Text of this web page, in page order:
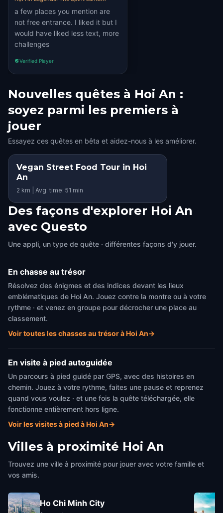
a few places you mention are
not free entrance. I liked it but I
would have liked less text, more
challenges
Verified Player
Nouvelles quêtes à Hoi An :
soyez parmi les premiers à
jouer
Essayez ces quêtes en bêta et aidez-nous à les améliorer.
Vegan Street Food Tour in Hoi
An
2 km | Avg. time: 51 min
Des façons d'explorer Hoi An
avec Questo
Une appli, un type de quête · différentes façons d'y jouer.
En chasse au trésor
Résolvez des énigmes et des indices devant les lieux
emblématiques de Hoi An. Jouez contre la montre ou à votre
rythme · et venez en groupe pour décrocher une place au
classement.
Voir toutes les chasses au trésor à Hoi An→
En visite à pied autoguidée
Un parcours à pied guidé par GPS, avec des histoires en
chemin. Jouez à votre rythme, faites une pause et reprenez
quand vous voulez · et une fois la quête téléchargée, elle
fonctionne entièrement hors ligne.
Voir les visites à pied à Hoi An→
Villes à proximité Hoi An
Trouvez une ville à proximité pour jouer avec votre famille et
vos amis.
Ho Chi Minh City